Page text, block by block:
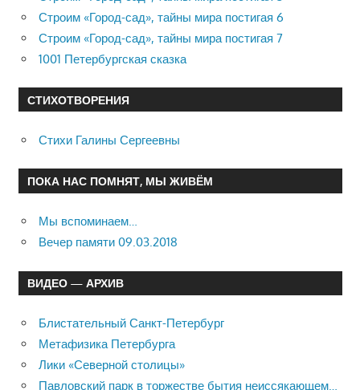
Строим «Город-сад», тайны мира постигая 6
Строим «Город-сад», тайны мира постигая 7
1001 Петербургская сказка
СТИХОТВОРЕНИЯ
Стихи Галины Сергеевны
ПОКА НАС ПОМНЯТ, МЫ ЖИВЁМ
Мы вспоминаем…
Вечер памяти 09.03.2018
ВИДЕО — АРХИВ
Блистательный Санкт-Петербург
Метафизика Петербурга
Лики «Северной столицы»
Павловский парк в торжестве бытия неиссякающем…